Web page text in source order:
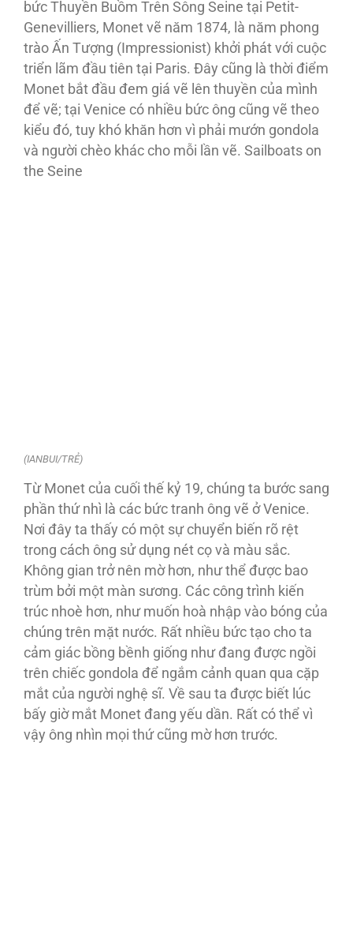
bức Thuyền Buồm Trên Sông Seine tại Petit-
Genevilliers, Monet vẽ năm 1874, là năm phong
trào Ấn Tượng (Impressionist) khởi phát với cuộc
triển lãm đầu tiên tại Paris. Đây cũng là thời điểm
Monet bắt đầu đem giá vẽ lên thuyền của mình
để vẽ; tại Venice có nhiều bức ông cũng vẽ theo
kiểu đó, tuy khó khăn hơn vì phải mướn gondola
và người chèo khác cho mỗi lần vẽ. Sailboats on
the Seine
(IANBUI/TRẺ)
Từ Monet của cuối thế kỷ 19, chúng ta bước sang
phần thứ nhì là các bức tranh ông vẽ ở Venice.
Nơi đây ta thấy có một sự chuyển biến rõ rệt
trong cách ông sử dụng nét cọ và màu sắc.
Không gian trở nên mờ hơn, như thể được bao
trùm bởi một màn sương. Các công trình kiến
trúc nhoè hơn, như muốn hoà nhập vào bóng của
chúng trên mặt nước. Rất nhiều bức tạo cho ta
cảm giác bồng bềnh giống như đang được ngồi
trên chiếc gondola để ngắm cảnh quan qua cặp
mắt của người nghệ sĩ. Về sau ta được biết lúc
bấy giờ mắt Monet đang yếu dần. Rất có thể vì
vậy ông nhìn mọi thứ cũng mờ hơn trước.